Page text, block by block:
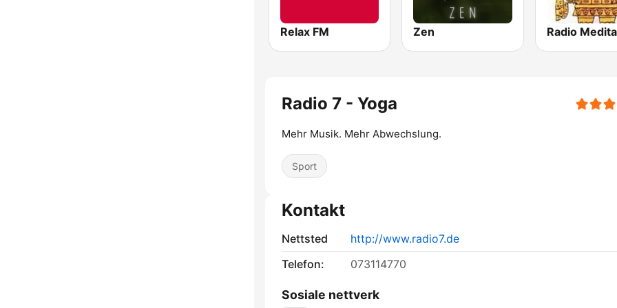
Relax FM Zen Radio
Radio 7 - Yoga
Mehr Musik. Mehr Abwechslung.
Sport
Kontakt
Nettsted
http://www.radio7.de
Telefon:
073114770
Sosiale nettverk